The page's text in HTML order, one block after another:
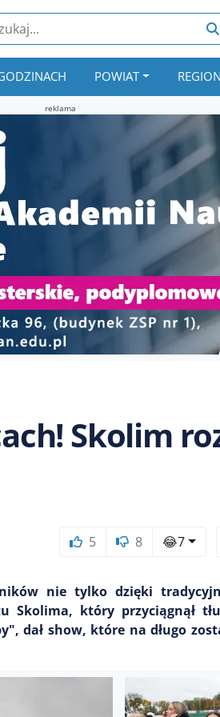
POWIAT REGION
reklama
Skolim
5 8 😂7
nie tylko dzięki
który przyciągnął
dał show, które na długo